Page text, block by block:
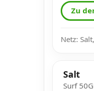
Zu
Netz:
Salt
Surf